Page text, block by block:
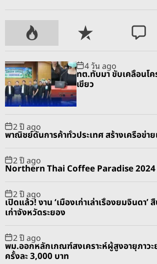
P
o
u
l
a
r
R
e
e
n
C
o
m
e
4 วัน ago
ทต.ทับมา ขับเคลื่อนโ
เขียว
2 ปี ago
พาณิชย์ดันการค้าทั่วประเทศ สร้างเครือข่า
2 ปี ago
Northern Thai Coffee Paradise 2024
2 ปี ago
เปิดแล้ว! งาน ‘เมืองเก่าเล่าเรื่องยมจินดา’
เก่าจังหวัดระยอง
2 ปี ago
พม.ออกหลักเกณฑ์สงเคราะห์ผู้สูงอายุภาวะ
ครั้งละ 3,000 บาท